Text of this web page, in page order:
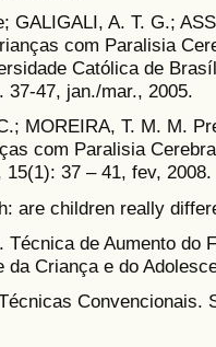
GALIGALI, A. T. G.;
com Paralisia
Católica de
37-47, jan./mar., 2005.
MOREIRA, T. M. M.
com Paralisia
15(1): 37 – 41, fev, 2008.
are children really
Técnica de Aumento do
da Criança e do
Convencionais.